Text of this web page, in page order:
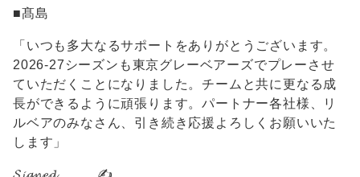
■髙島
「いつも多大なるサポートをありがとうございます。
2026-27シーズンも東京グレーベアーズでプレーさせ
ていただくことになりました。チームと共に更なる成
長ができるように頑張ります。パートナー各社様、リ
ルベアのみなさん、引き続き応援よろしくお願いいた
します」